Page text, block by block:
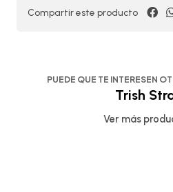
Compartir este producto
PUEDE QUE TE INTERESEN
Trish
Ver más